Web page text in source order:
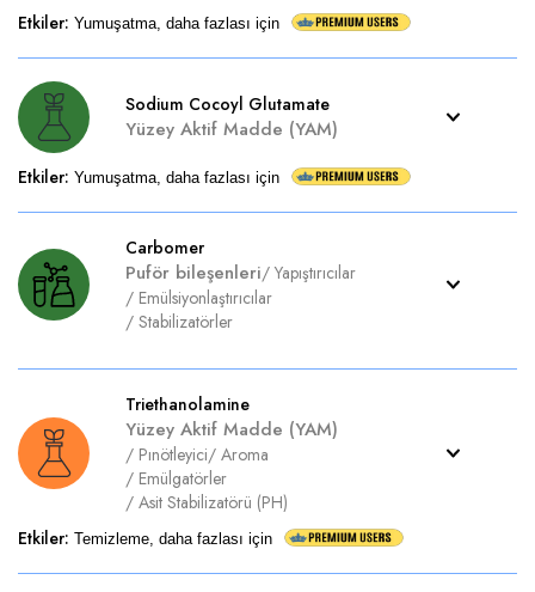
Etkiler: Yumuşatma, daha fazlası için
Sodium Cocoyl Glutamate
Yüzey Aktif Madde (YAM)
Etkiler: Yumuşatma, daha fazlası için
Carbomer
Puför bileşenleri/ Yapıştırıcılar
/ Emülsiyonlaştırıcılar
/ Stabilizatörler
Triethanolamine
Yüzey Aktif Madde (YAM)
/ Pınötleyici/ Aroma
/ Emülgatörler
/ Asit Stabilizatörü (PH)
Etkiler: Temizleme, daha fazlası için